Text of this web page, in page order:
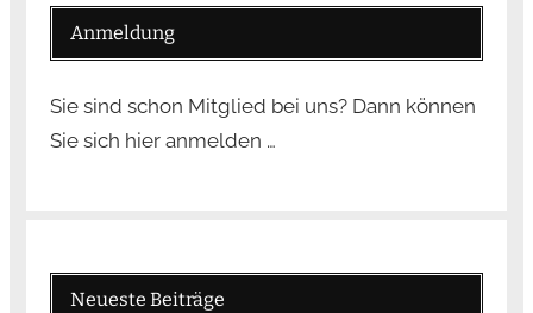
Anmeldung
Sie sind schon Mitglied bei uns? Dann können
Sie sich hier anmelden …
Neueste Beiträge